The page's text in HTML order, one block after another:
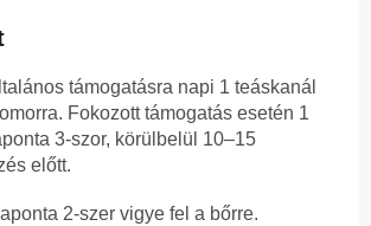
támogatásra napi 1 teáskanál
Fokozott támogatás esetén 1
3-szor, körülbelül 10–15
előtt.
2-szer vigye fel a bőrre.